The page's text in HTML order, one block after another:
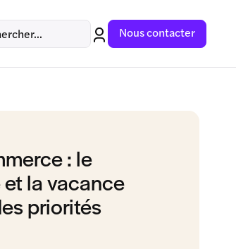
Nous contacter
: le
la vacance
priorités